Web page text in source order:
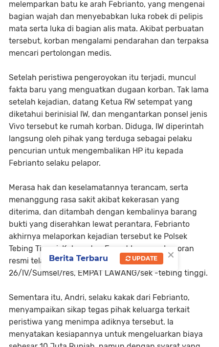
melemparkan batu ke arah Febrianto, yang mengenai
bagian wajah dan menyebabkan luka robek di pelipis
mata serta luka di bagian alis mata. Akibat perbuatan
tersebut, korban mengalami pendarahan dan terpaksa
mencari pertolongan medis.
Setelah peristiwa pengeroyokan itu terjadi, muncul
fakta baru yang menguatkan dugaan korban. Tak lama
setelah kejadian, datang Ketua RW setempat yang
diketahui berinisial IW, dan mengantarkan ponsel jenis
Vivo tersebut ke rumah korban. Diduga, IW diperintah
langsung oleh pihak yang terduga sebagai pelaku
pencurian untuk mengembalikan HP itu kepada
Febrianto selaku pelapor.
Merasa hak dan keselamatannya terancam, serta
menanggung rasa sakit akibat kekerasan yang
diterima, dan ditambah dengan kembalinya barang
bukti yang diserahkan lewat perantara, Febrianto
akhirnya melaporkan kejadian tersebut ke Polsek
Tebing Tinggi, Kabupaten Empat Lawang. Laporan
resmi telah tercatat dengan nomor: LP/B-
26/IV/Sumsel/res, EMPAT LAWANG/sek -tebing tinggi.
Sementara itu, Andri, selaku kakak dari Febrianto,
menyampaikan sikap tegas pihak keluarga terkait
peristiwa yang menimpa adiknya tersebut. Ia
menyatakan kesiapannya untuk mengeluarkan biaya
×
Berita Terbaru UPDATE